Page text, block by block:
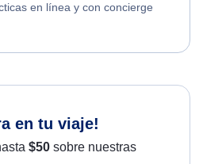
en línea y con concierge
en tu viaje!
$50sobre nuestras